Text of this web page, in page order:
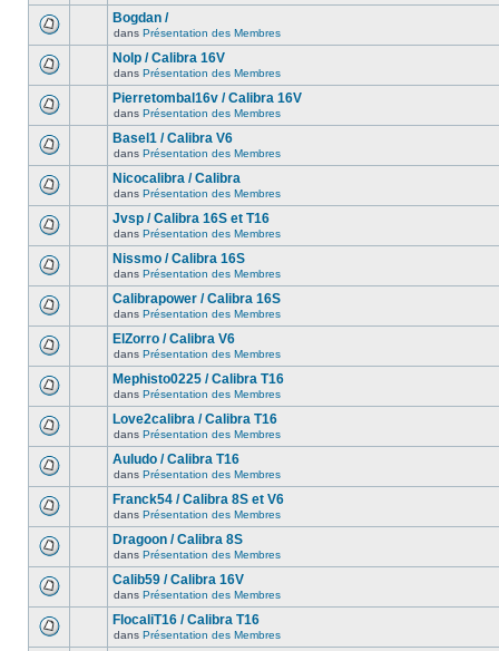
Bogdan /
dans Présentation des Membres
Nolp / Calibra 16V
dans Présentation des Membres
Pierretombal16v / Calibra 16V
dans Présentation des Membres
Basel1 / Calibra V6
dans Présentation des Membres
Nicocalibra / Calibra
dans Présentation des Membres
Jvsp / Calibra 16S et T16
dans Présentation des Membres
Nissmo / Calibra 16S
dans Présentation des Membres
Calibrapower / Calibra 16S
dans Présentation des Membres
ElZorro / Calibra V6
dans Présentation des Membres
Mephisto0225 / Calibra T16
dans Présentation des Membres
Love2calibra / Calibra T16
dans Présentation des Membres
Auludo / Calibra T16
dans Présentation des Membres
Franck54 / Calibra 8S et V6
dans Présentation des Membres
Dragoon / Calibra 8S
dans Présentation des Membres
Calib59 / Calibra 16V
dans Présentation des Membres
FlocaliT16 / Calibra T16
dans Présentation des Membres